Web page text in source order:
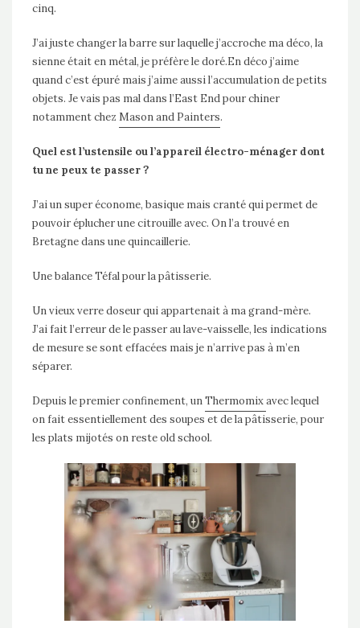
cinq.
J’ai juste changer la barre sur laquelle j’accroche ma déco, la
sienne était en métal, je préfère le doré.En déco j’aime
quand c’est épuré mais j’aime aussi l’accumulation de petits
objets. Je vais pas mal dans l’East End pour chiner
notamment chez Mason and Painters.
Quel est l’ustensile ou l’appareil électro-ménager dont
tu ne peux te passer ?
J’ai un super économe, basique mais cranté qui permet de
pouvoir éplucher une citrouille avec. On l’a trouvé en
Bretagne dans une quincaillerie.
Une balance Téfal pour la pâtisserie.
Un vieux verre doseur qui appartenait à ma grand-mère.
J’ai fait l’erreur de le passer au lave-vaisselle, les indications
de mesure se sont effacées mais je n’arrive pas à m’en
séparer.
Depuis le premier confinement, unThermomixavec lequel
on fait essentiellement des soupes et de la pâtisserie, pour
les plats mijotés on reste old school.